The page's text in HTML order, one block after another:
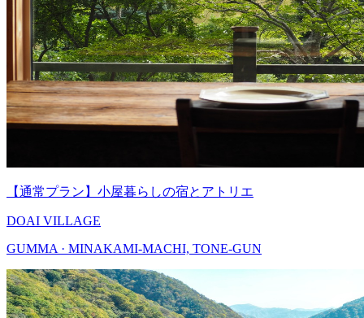
【通常プラン】小屋暮らしの宿とアトリエ
DOAI VILLAGE
GUMMA · MINAKAMI-MACHI, TONE-GUN